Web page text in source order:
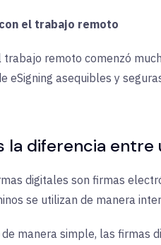
el trabajo remoto
trabajo remoto comenzó
eSigning asequibles y
la diferencia
digitales son firmas
se utilizan de manera
manera simple, las firmas